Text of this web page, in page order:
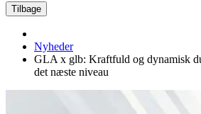
Tilbage
Nyheder
GLA x glb: Kraftfuld og dynamisk
det næste niveau